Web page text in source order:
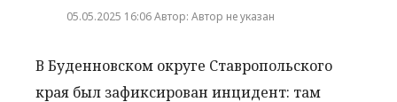
05.05.2025 16:06 Автор: Автор не указан
В Буденновском округе Ставропольского
края был зафиксирован инцидент: там